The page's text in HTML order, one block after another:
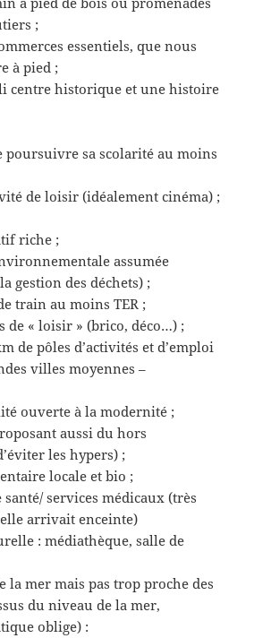
;
essentiels, que nous
à pied ;
centre historique et une histoire
poursuivre sa scolarité au moins
de loisir (idéalement cinéma) ;
riche ;
assumée
gestion des déchets) ;
train au moins TER ;
de « loisir » (brico, déco…) ;
de pôles d’activités et d’emploi
villes moyennes –
ouverte à la modernité ;
aussi du hors
les hypers) ;
locale et bio ;
santé/ services médicaux (très
arrivait enceinte)
: médiathèque, salle de
la mer mais pas trop proche des
du niveau de la mer,
oblige) :